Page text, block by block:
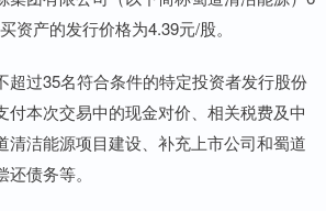
资产的发行价格为4.39元/股。
超过35名符合条件的特定投资者发行股份
付本次交易中的现金对价、相关税费及中
清洁能源项目建设、补充上市公司和蜀道
债务等。